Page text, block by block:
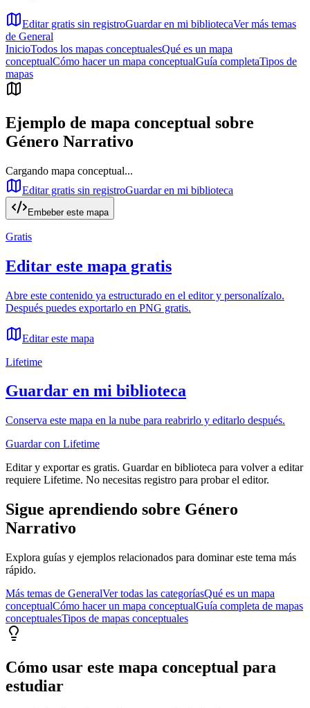
Editar gratis sin registroGuardar en mi bibliotecaVer más temas
de General
InicioTodos los mapas conceptualesQué es un mapa
conceptualCómo hacer un mapa conceptualGuía completaTipos de
mapas
Ejemplo de mapa conceptual sobre
Género Narrativo
Cargando mapa conceptual...
Editar gratis sin registroGuardar en mi biblioteca
Embeber este mapa
Gratis
Editar este mapa gratis
Abre este contenido ya estructurado en el editor y personalízalo.
Después puedes exportarlo en PNG gratis.
Editar este mapa
Lifetime
Guardar en mi biblioteca
Conserva este mapa en la nube para reabrirlo y editarlo después.
Guardar con Lifetime
Editar y exportar es gratis. Guardar en biblioteca para volver a editar
requiere Lifetime. No necesitas registro para probar el editor.
Sigue aprendiendo sobre Género
Narrativo
Explora guías y ejemplos relacionados para dominar este tema más
rápido.
Más temas de GeneralVer todas las categoríasQué es un mapa
conceptualCómo hacer un mapa conceptualGuía completa de mapas
conceptualesTipos de mapas conceptuales
Cómo usar este mapa conceptual para
estudiar